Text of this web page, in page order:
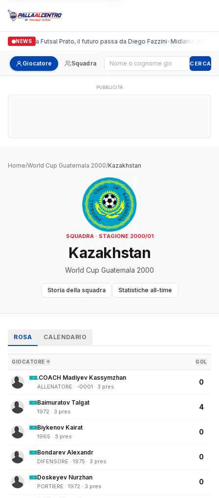
NEWS
Italgronda Futsal Prato, il futuro passa da Diego Fazzini•Midland, doppio
Giocatore Squadra Cerca giocatore CERCA
PUBBLICITÀ
Home/World Cup Guatemala 2000/Kazakhstan
SQUADRA · STAGIONE 2000/01
Kazakhstan
World Cup Guatemala 2000
Storia della squadra Statistiche all-time
ROSA CALENDARIO
GIOCATORE ↑ GOL
.COACH Madiyev Kassymzhan
ALLENATORE · -0001 · 3 pres
0
Baimuratov Talgat
1972 · 3 pres
4
Biykenov Kairat
1965 · 3 pres
0
Bondarev Alexandr
DIFENSORE · 1975 · 3 pres
0
Doskeyev Nurzhan
PORTIERE · 1972 · 3 pres
0